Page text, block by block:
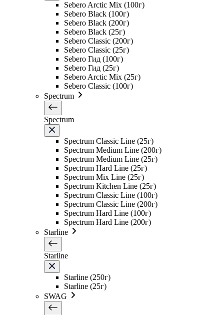
Sebero Arctic Mix (100г)
Sebero Black (100г)
Sebero Black (200г)
Sebero Black (25г)
Sebero Classic (200г)
Sebero Classic (25г)
Sebero Гид (100г)
Sebero Гид (25г)
Sebero Arctic Mix (25г)
Sebero Classic (100г)
Spectrum
Spectrum
Spectrum Classic Line (25г)
Spectrum Medium Line (200г)
Spectrum Medium Line (25г)
Spectrum Hard Line (25г)
Spectrum Mix Line (25г)
Spectrum Kitchen Line (25г)
Spectrum Classic Line (100г)
Spectrum Classic Line (200г)
Spectrum Hard Line (100г)
Spectrum Hard Line (200г)
Starline
Starline
Starline (250г)
Starline (25г)
SWAG